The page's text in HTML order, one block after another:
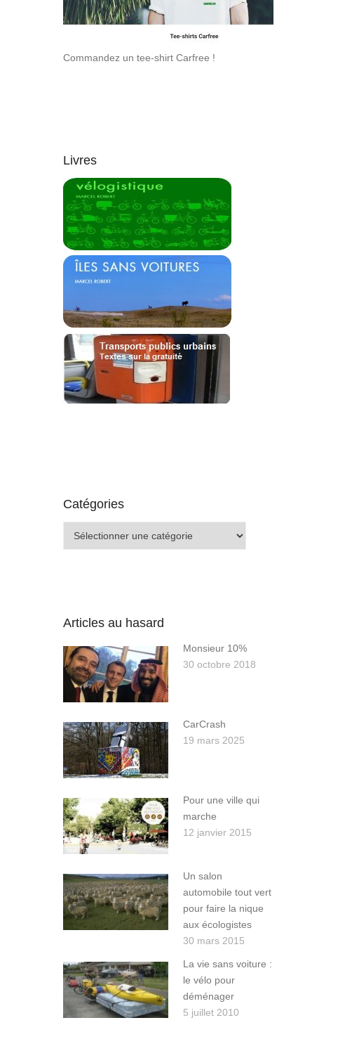
Commandez un tee-shirt Carfree !
Livres
Catégories
Articles au hasard
Monsieur 10%
30 octobre 2018
CarCrash
19 mars 2025
Pour une ville qui
marche
12 janvier 2015
Un salon
automobile tout vert
pour faire la nique
aux écologistes
30 mars 2015
La vie sans voiture :
le vélo pour
déménager
5 juillet 2010